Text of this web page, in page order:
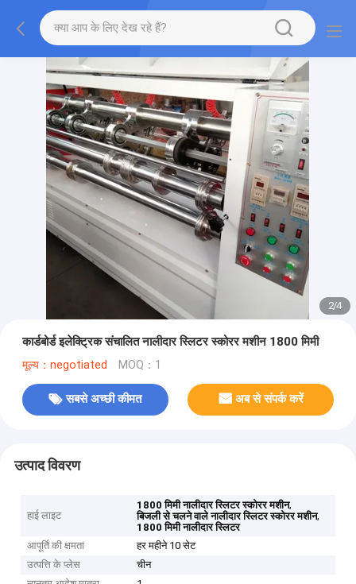
2/4
कार्डबोर्ड इलेक्ट्रिक संचालित नालीदार स्लिटर स्कोरर मशीन 1800 मिमी
मूल्य：negotiated MOQ：1
सबसे अच्छी कीमत अब से संपर्क करें
उत्पाद विवरण
हाई लाइट
1800 मिमी नालीदार स्लिटर स्कोरर मशीन,
बिजली से चलने वाले नालीदार स्लिटर स्कोरर मशीन,
1800 मिमी नालीदार स्लिटर
आपूर्ति की क्षमता
हर महीने 10 सेट
उत्पत्ति के प्लेस
चीन